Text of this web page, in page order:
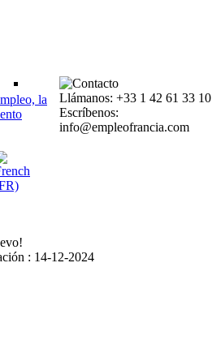
la
Llámanos: +33 1 42 61 33 10
Escríbenos:
info@empleofrancia.com
: 14-12-2024